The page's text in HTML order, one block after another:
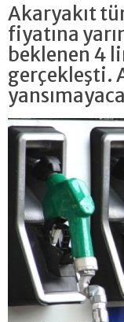
Akaryakıt
fiyatına
beklenen 4
gerçekleşti.